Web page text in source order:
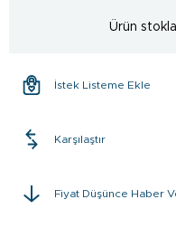
Ürün
İstek Listeme Ekle
Karşılaştır
Fiyat Düşünce Haber